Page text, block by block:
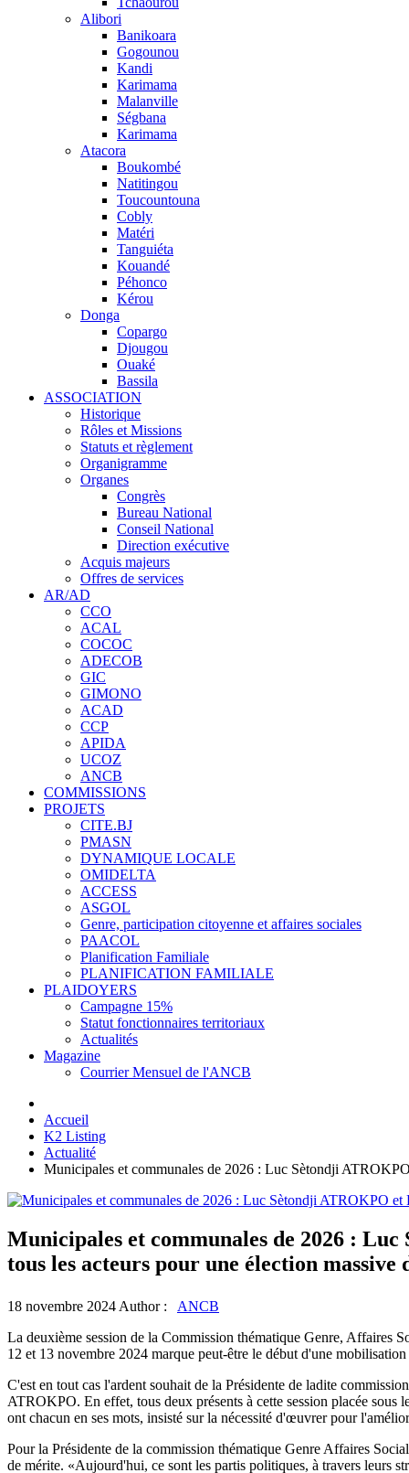
Alibori
Banikoara
Gogounou
Kandi
Karimama
Malanville
Ségbana
Karimama
Atacora
Boukombé
Natitingou
Toucountouna
Cobly
Matéri
Tanguiéta
Kouandé
Péhonco
Kérou
Donga
Copargo
Djougou
Ouaké
Bassila
ASSOCIATION
Historique
Rôles et Missions
Statuts et règlement
Organigramme
Organes
Congrès
Bureau National
Conseil National
Direction exécutive
Acquis majeurs
Offres de services
AR/AD
CCO
ACAL
COCOC
ADECOB
GIC
GIMONO
ACAD
CCP
APIDA
UCOZ
ANCB
COMMISSIONS
PROJETS
CITE.BJ
PMASN
DYNAMIQUE LOCALE
OMIDELTA
ACCESS
ASGOL
Genre, participation citoyenne et affaires sociales
PAACOL
Planification Familiale
PLANIFICATION FAMILIALE
PLAIDOYERS
Campagne 15%
Statut fonctionnaires territoriaux
Actualités
Magazine
Courrier Mensuel de l'ANCB
Accueil
K2 Listing
Actualité
Municipales et communales de 2026 : Luc Sètondji
Municipales et communales de 2026 :
tous les acteurs pour une élection massive
18 novembre 2024 Author : ANCB
La deuxième session de la Commission thématique Genre, Affaires
12 et 13 novembre 2024 marque peut-être le début d'une
C'est en tout cas l'ardent souhait de la Présidente de ladite
ATROKPO. En effet, tous deux présents à cette session placée
ont chacun en ses mots, insisté sur la nécessité d'œuvrer pour
Pour la Présidente de la commission thématique Genre Affaires
de mérite. «Aujourd'hui, ce sont les partis politiques, à travers leurs